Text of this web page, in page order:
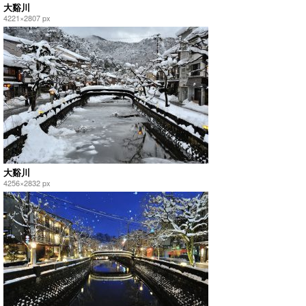
大谿川
4221×2807 px
大谿川
4256×2832 px